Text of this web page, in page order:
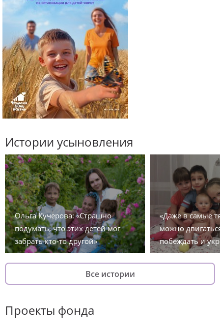
Истории усыновления
Ольга Кучерова: «Страшно
подумать, что этих детей мог
забрать кто-то другой»
«Даже в самые
можно
побеждать и
Все истории
Проекты фонда